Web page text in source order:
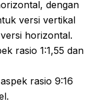
dengan
versi vertikal
horizontal.
rasio 1:1,55 dan
rasio 9:16